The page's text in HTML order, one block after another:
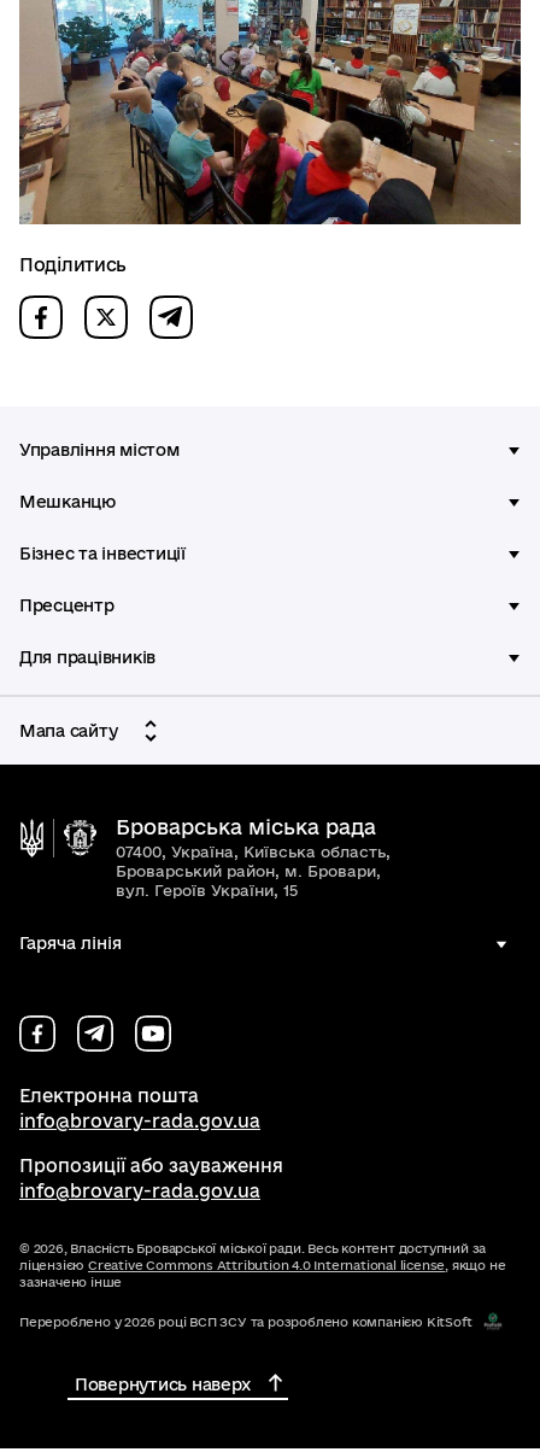
Поділитись
Управління містом
Мешканцю
Бізнес та інвестиції
Пресцентр
Для працівників
Мапа сайту
Броварська міська рада
07400, Україна, Київська область,
Броварський район, м. Бровари,
вул. Героїв України, 15
Гаряча лінія
Електронна пошта
info@brovary-rada.gov.ua
Пропозиції або зауваження
info@brovary-rada.gov.ua
© 2026, Власність Броварської міської ради. Весь контент доступний за
ліцензією Creative Commons Attribution 4.0 International license , якщо не
зазначено інше
Перероблено у 2026 році ВСП ЗСУ та розроблено компанією KitSoft
Повернутись наверх